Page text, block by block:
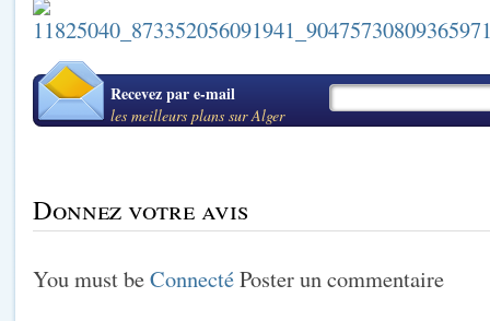
Recevez par e-mail
les meilleurs plans sur Alger
Donnez votre avis
You must beConnectéPoster un commentaire